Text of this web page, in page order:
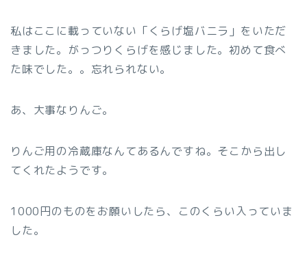
私はここに載っていない「くらげ塩バニラ」をいただ
きました。がっつりくらげを感じました。初めて食べ
た味でした。。忘れられない。
あ、大事なりんご。
りんご用の冷蔵庫なんてあるんですね。そこから出し
てくれたようです。
1000円のものをお願いしたら、このくらい入っていま
した。